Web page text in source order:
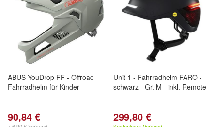
ABUS YouDrop FF - Offroad
Fahrradhelm für Kinder
90,84 €
Unit 1 - Fahrradhelm FARO -
schwarz - Gr. M - inkl. Remote
299,80 €